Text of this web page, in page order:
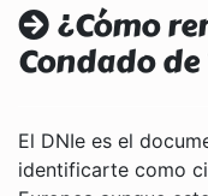
¿Cómo
Condado
El DNIe es el
identificarte como